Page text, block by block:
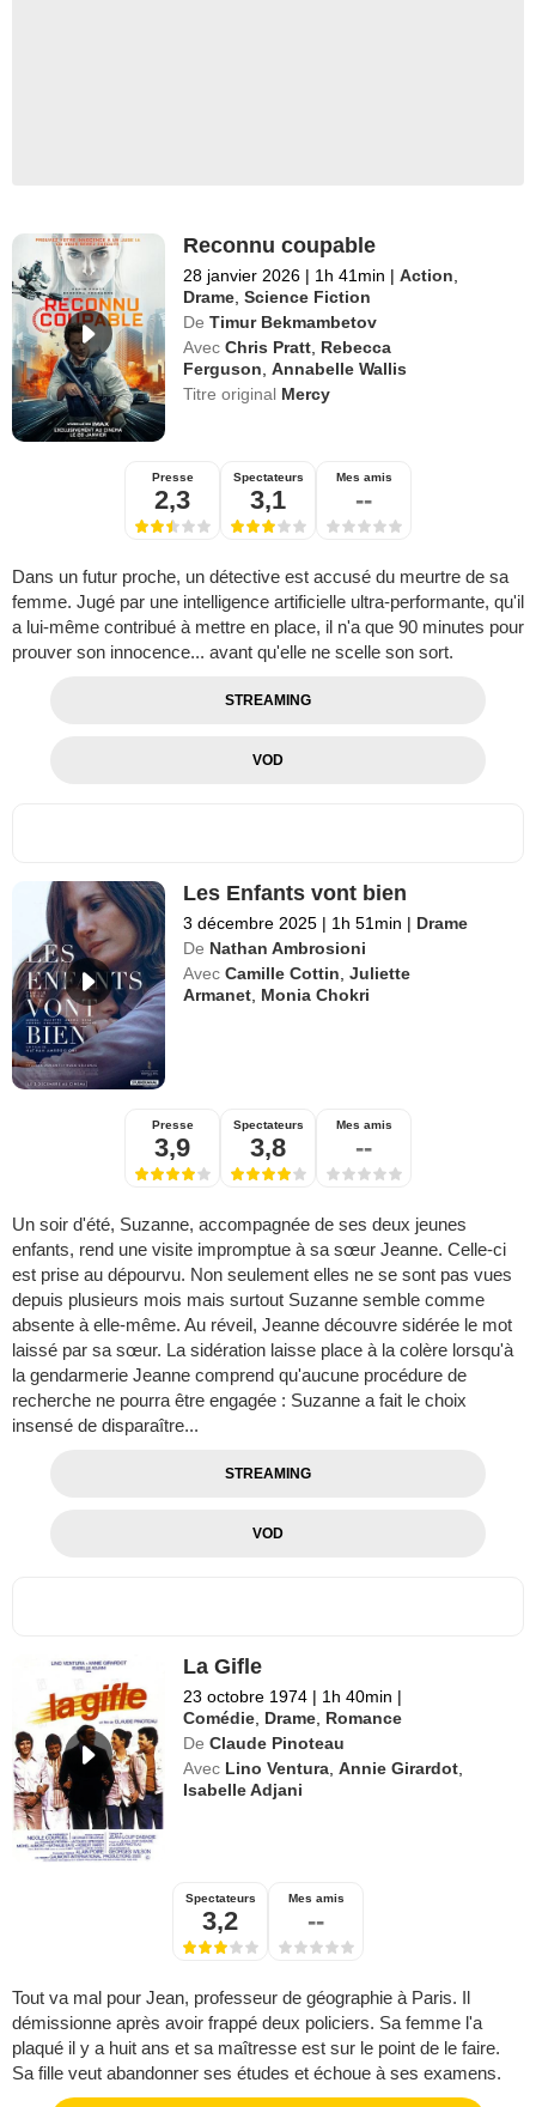
Reconnu coupable
28 janvier 2026 | 1h 41min | Action
Drame ,Science Fiction
De Timur Bekmambetov
Avec Chris Pratt Rebecca
Ferguson ,Annabelle Wallis
Titre original Mercy
Presse
2,3
Spectateurs
3,1
Mes amis
--
Dans un futur proche, un détective est accusé du meurtre de sa
femme. Jugé par une intelligence artificielle ultra-performante, qu'il
a lui-même contribué à mettre en place, il n'a que 90 minutes pour
prouver son innocence... avant qu'elle ne scelle son sort.
STREAMING
VOD
Les Enfants vont bien
3 décembre 2025 | 1h 51min | Drame
De Nathan Ambrosioni
Avec Camille Cottin ,Juliette
Armanet Monia Chokri
Presse
3,9
Spectateurs
3,8
Mes amis
--
Un soir d'été, Suzanne, accompagnée de ses deux jeunes
enfants, rend une visite impromptue à sa sœur Jeanne. Celle-ci
est prise au dépourvu. Non seulement elles ne se sont pas vues
depuis plusieurs mois mais surtout Suzanne semble comme
absente à elle-même. Au réveil, Jeanne découvre sidérée le mot
laissé par sa sœur. La sidération laisse place à la colère lorsqu'à
la gendarmerie Jeanne comprend qu'aucune procédure de
recherche ne pourra être engagée : Suzanne a fait le choix
insensé de disparaître...
STREAMING
VOD
La Gifle
23 octobre 1974 | 1h 40min |
Comédie Drame Romance
De Claude Pinoteau
Avec Lino Ventura ,Annie Girardot
Isabelle Adjani
Spectateurs
3,2
Mes amis
--
Tout va mal pour Jean, professeur de géographie à Paris. Il
démissionne après avoir frappé deux policiers. Sa femme l'a
plaqué il y a huit ans et sa maîtresse est sur le point de le faire.
Sa fille veut abandonner ses études et échoue à ses examens.